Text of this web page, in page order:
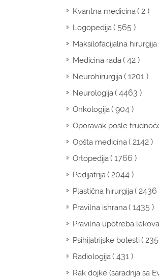
Kvantna medicina( 2 )
Logopedija( 565 )
Maksilofacijalna hirurgija
Medicina rada( 42 )
Neurohirurgija( 1201 )
Neurologija( 4463 )
Onkologija( 904 )
Oporavak posle
Opšta medicina( 2142 )
Ortopedija( 1766 )
Pedijatrija( 2044 )
Plastična hirurgija( 2436
Pravilna ishrana( 1435 )
Pravilna upotreba lekova
Psihijatrijske bolesti(
Radiologija( 431 )
Rak dojke (saradnja sa